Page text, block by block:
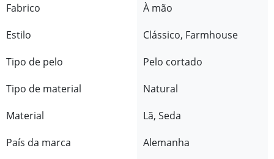
Fabrico
À mão
Estilo
Clássico, Farmhouse
Tipo de pelo
Pelo cortado
Tipo de material
Natural
Material
Lã, Seda
País da marca
Alemanha